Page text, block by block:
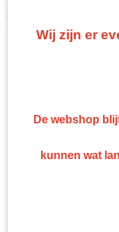
Home
Wij zijn er
De webshop
kunnen wat